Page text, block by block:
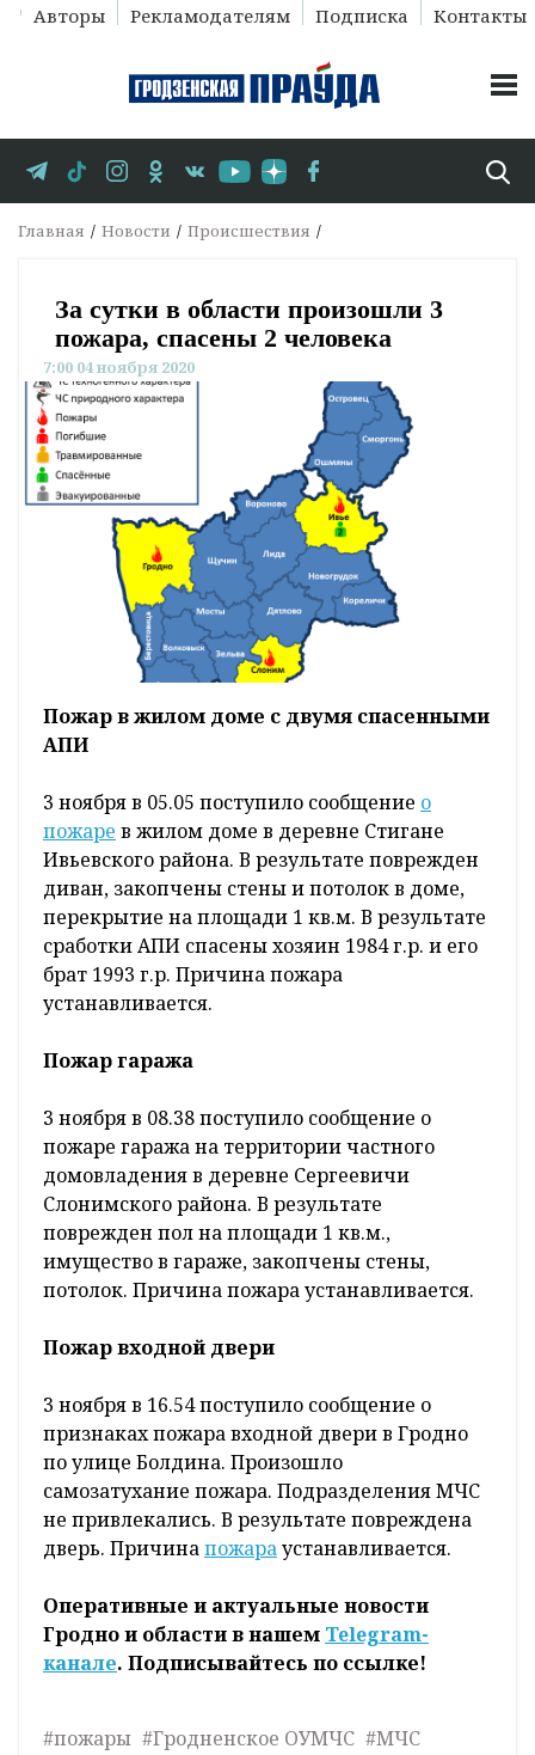
Авторы Рекламодателям Подписка Контакты
Главная Новости Происшествия
За сутки в области произошли 3
пожара, спасены 2 человека
7:00 04 ноября 2020
Пожар в жилом доме с двумя спасенными
АПИ
3 ноября в 05.05 поступило сообщение о
пожаре в жилом доме в деревне Стигане
Ивьевского района. В результате поврежден
диван, закопчены стены и потолок в доме,
перекрытие на площади 1 кв.м. В результате
сработки АПИ спасены хозяин 1984 г.р. и его
брат 1993 г.р. Причина пожара
устанавливается.
Пожар гаража
3 ноября в 08.38 поступило сообщение о
пожаре гаража на территории частного
домовладения в деревне Сергеевичи
Слонимского района. В результате
поврежден пол на площади 1 кв.м.,
имущество в гараже, закопчены стены,
потолок. Причина пожара устанавливается.
Пожар входной двери
3 ноября в 16.54 поступило сообщение о
признаках пожара входной двери в Гродно
по улице Болдина. Произошло
самозатухание пожара. Подразделения МЧС
не привлекались. В результате повреждена
дверь. Причинапожараустанавливается.
Оперативные и актуальные новости
Гродно и области в нашем Telegram-
канале. Подписывайтесь по ссылке!
#пожары #Гродненское ОУМЧС #МЧС